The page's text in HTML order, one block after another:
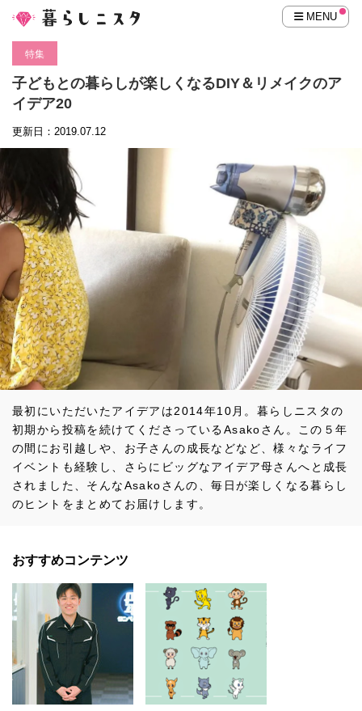
MENU
特集
子どもとの暮らしが楽しくなるDIY＆リメイクのア
イデア20
更新日：2019.07.12
最初にいただいたアイデアは2014年10月。暮らしニスタの
初期から投稿を続けてくださっているAsakoさん。この５年
の間にお引越しや、お子さんの成長などなど、様々なライフ
イベントも経験し、さらにビッグなアイデア母さんへと成長
されました、そんなAsakoさんの、毎日が楽しくなる暮らし
のヒントをまとめてお届けします。
おすすめコンテンツ